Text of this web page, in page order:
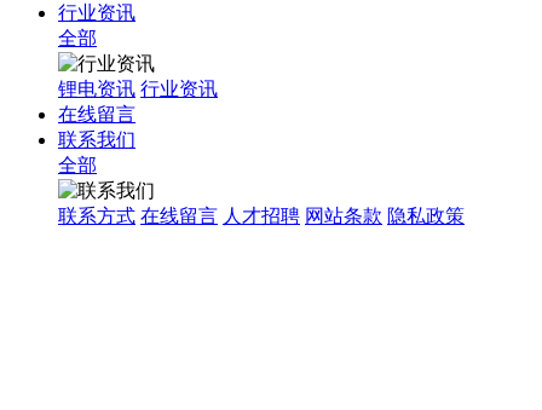
行业资讯
全部
锂电资讯 行业资讯
在线留言
联系我们
全部
联系方式 在线留言 人才招聘 网站条款 隐私政策